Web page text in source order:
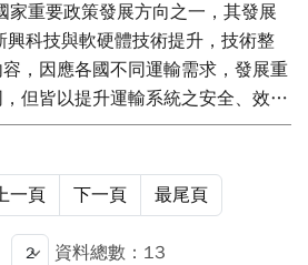
家重要政策發展方向之一，其發展
科技與軟硬體技術提升，技術整
，因應各國不同運輸需求，發展重
但皆以提升運輸系統之安全、效率
本文將針對全球主要國家於ITS之
一頁 下一頁 最尾頁
資料總數：13